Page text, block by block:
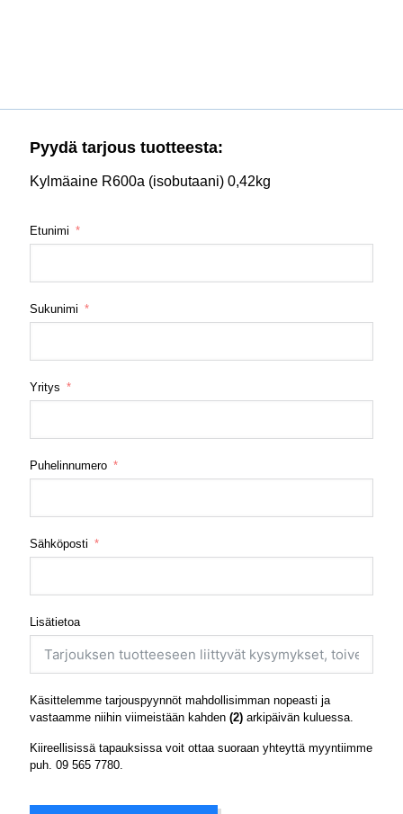
Pyydä tarjous tuotteesta:
Kylmäaine R600a (isobutaani) 0,42kg
Etunimi
Sukunimi
Yritys
Puhelinnumero
Sähköposti
Lisätietoa
Käsittelemme tarjouspyynnöt mahdollisimman nopeasti ja
vastaamme niihin viimeistään kahden (2) arkipäivän kuluessa.
Kiireellisissä tapauksissa voit ottaa suoraan yhteyttä myyntiimme
puh. 09 565 7780